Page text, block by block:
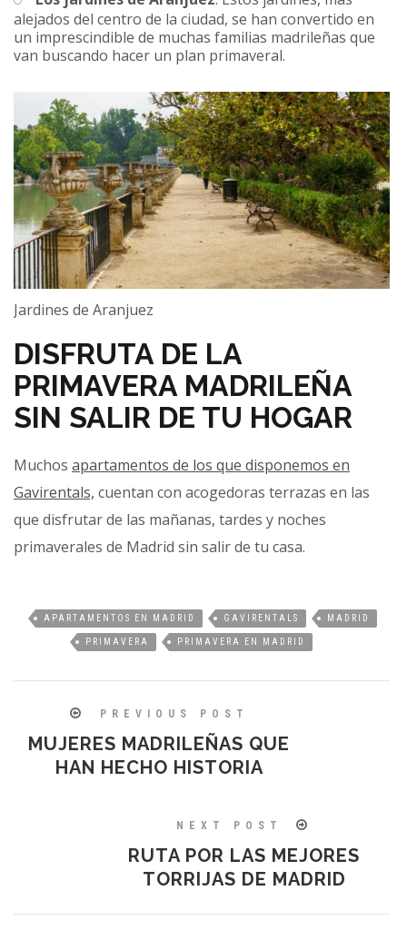
alejados del centro de la ciudad, se han convertido en
un imprescindible de muchas familias madrileñas que
van buscando hacer un plan primaveral.
Jardines de Aranjuez
DISFRUTA DE LA
PRIMAVERA MADRILEÑA
SIN SALIR DE TU HOGAR
Muchos apartamentos de los que disponemos en
Gavirentals, cuentan con acogedoras terrazas en las
que disfrutar de las mañanas, tardes y noches
primaverales de Madrid sin salir de tu casa.
APARTAMENTOS EN MADRID GAVIRENTALS MADRID
PRIMAVERA PRIMAVERA EN MADRID
PREVIOUS POST
MUJERES MADRILEÑAS QUE
HAN HECHO HISTORIA
NEXT POST
RUTA POR LAS MEJORES
TORRIJAS DE MADRID